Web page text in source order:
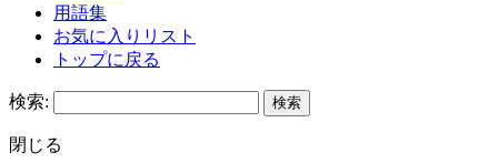
用語集
お気に入りリスト
トップに戻る
検索:
閉じる